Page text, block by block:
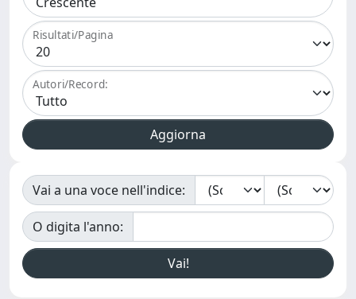
Risultati/Pagina
Autori/Record:
Vai a una voce nell'indice:
O digita l'anno: